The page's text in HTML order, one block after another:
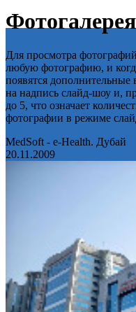
Для просмотра
любую фотографию, и
появятся
на надпись слайд-шоу и,
до 5, что означает
фотографии в режиме
MedSoft - e-Health. Дубай
20.11.2009